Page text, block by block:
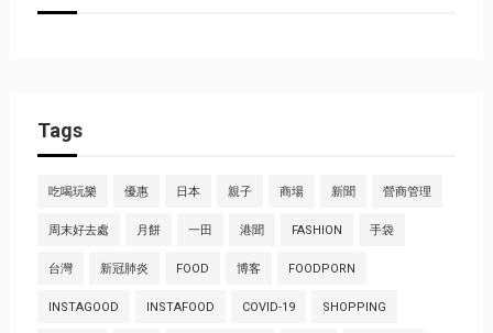
Tags
吃喝玩樂 優惠 日本 親子 商場 新聞 營商管理
周末好去處 月餅 一田 港聞 FASHION 手袋
台灣 新冠肺炎 FOOD 博客 FOODPORN
INSTAGOOD INSTAFOOD COVID-19 SHOPPING